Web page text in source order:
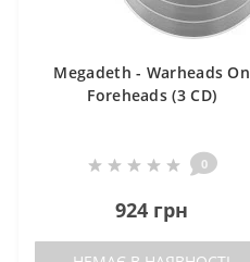
Megadeth - Warheads On
Foreheads (3 CD)
0
924 грн